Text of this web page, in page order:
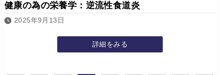
健康の為の栄養学：逆流性食道炎
2025年9月13日
詳細をみる